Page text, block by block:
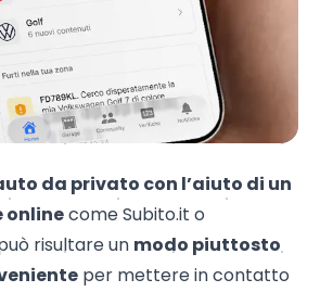
da privato con l’aiuto di un
onlinecomeSubito.it o
risultare un modo piuttosto
per mettere in contatto